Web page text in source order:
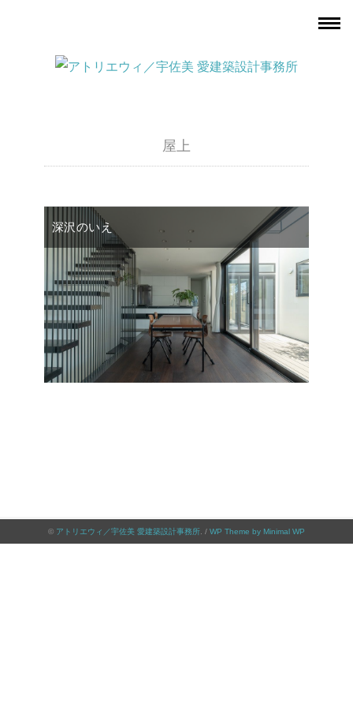
屋上
深沢のいえ
© アトリエウィ／宇佐美 愛建築設計事務所 . / WP Theme by Minimal WP